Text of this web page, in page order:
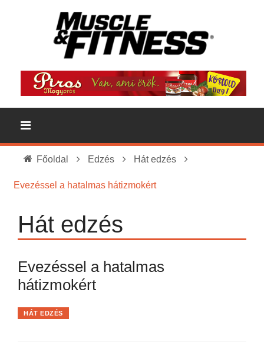
Főoldal Edzés Hát edzés
Evezéssel a hatalmas hátizmokért
Hát edzés
Evezéssel a hatalmas
hátizmokért
HÁT EDZÉS